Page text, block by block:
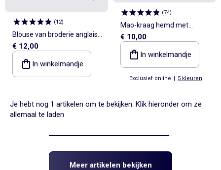
(12)
Blouse van broderie anglaise
met korte mouwen
€ 12,00
In winkelmandje
(74)
Mao-kraag hemd met
oprolbare mouwen
€ 10,00
In winkelmandje
Exclusief online | 5 kleuren
Je hebt nog 1 artikelen om te bekijken. Klik hieronder om ze
allemaal te laden
Meer artikelen bekijken